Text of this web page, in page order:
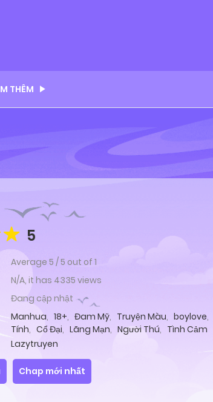
THÊM
5
Average 5 /5 out of 1
N/A, it has 4335 views
Đang cập nhật
Manhua, 18+, Đam Mỹ, Truyện Màu, boylove,
Tính, Cổ Đại, Lãng Mạn, Người Thú, Tình Cảm
Lazytruyen
Chap mới nhất